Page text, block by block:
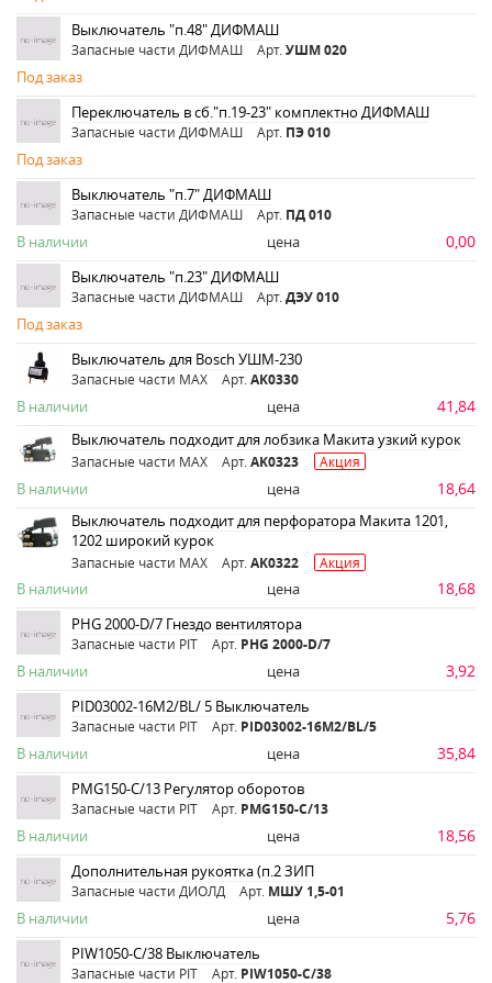
Выключатель "п.48" ДИФМАШ
Запасные части ДИФМАШ Арт. УШМ 020
Под заказ
Переключатель в сб."п.19-23" комплектно ДИФМАШ
Запасные части ДИФМАШ Арт. ПЭ 010
Под заказ
Выключатель "п.7" ДИФМАШ
Запасные части ДИФМАШ Арт. ПД 010
В наличии цена 0,00
Выключатель "п.23" ДИФМАШ
Запасные части ДИФМАШ Арт. ДЭУ 010
Под заказ
Выключатель для Bosch УШМ-230
Запасные части MAX Арт. AK0330
В наличии цена 41,84
Выключатель подходит для лобзика Макита узкий курок
Запасные части MAX Арт. AK0323 Акция
В наличии цена 18,64
Выключатель подходит для перфоратора Макита 1201,
1202 широкий курок
Запасные части MAX Арт. AK0322 Акция
В наличии цена 18,68
PHG 2000-D/7 Гнездо вентилятора
Запасные части PIT Арт. PHG 2000-D/7
В наличии цена 3,92
PID03002-16М2/BL/ 5 Выключатель
Запасные части PIT Арт. PID03002-16М2/BL/5
В наличии цена 35,84
PMG150-C/13 Регулятор оборотов
Запасные части PIT Арт. PMG150-C/13
В наличии цена 18,56
Дополнительная рукоятка (п.2 ЗИП
Запасные части ДИОЛД Арт. МШУ 1,5-01
В наличии цена 5,76
PIW1050-C/38 Выключатель
Запасные части PIT Арт. PIW1050-C/38